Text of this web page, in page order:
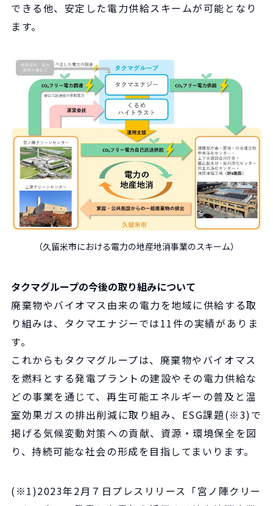
できる他、安定した電力供給スキームが可能となり
ます。
（久留米市における電力の地産地消事業のスキーム）
タクマグループの今後の取り組みについて
廃棄物やバイオマス由来の電力を地域に供給する取
り組みは、タクマエナジーでは11件の実績がありま
す。
これからもタクマグループは、廃棄物やバイオマス
を燃料とする発電プラントの建設やその電力供給な
どの事業を通じて、再生可能エネルギーの普及と温
室効果ガスの排出削減に取り組み、ESG課題(※3)で
掲げる気候変動対策への貢献、資源・環境保全を図
り、持続可能な社会の形成を目指してまいります。
(※1)2023年2月７日プレスリリース「宮ノ陣クリー